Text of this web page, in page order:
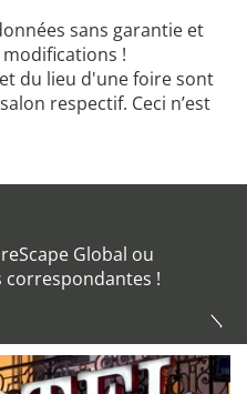
sans garantie et
!
du lieu d'une foire sont
respectif. Ceci n’est
Global ou
!